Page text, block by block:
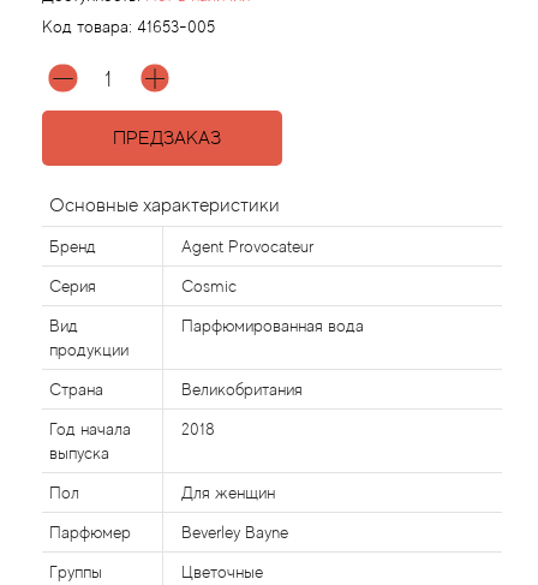
Код товара: 41653-005
ПРЕДЗАКАЗ
Основные характеристики
Бренд Agent Provocateur
Серия Cosmic
Вид
продукции
Парфюмированная вода
Страна Великобритания
Год начала
выпуска
2018
Пол Для женщин
Парфюмер Beverley Bayne
Группы
Цветочные
Agonist
Aigner
Ajmal
Al Haramain
Al Jazeera
Alaia Paris
Alexander McQueen
Alexandre Barthet